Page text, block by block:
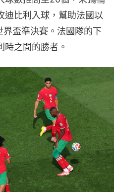
迪比利入球，幫助法國以
盃準決賽。法國隊的下
之間的勝者。